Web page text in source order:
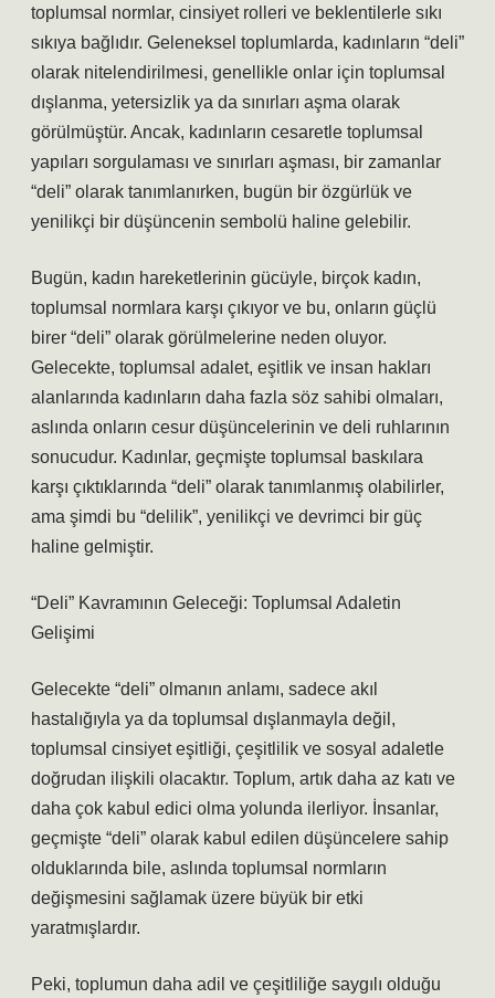
toplumsal normlar, cinsiyet rolleri ve beklentilerle sıkı
sıkıya bağlıdır. Geleneksel toplumlarda, kadınların “deli”
olarak nitelendirilmesi, genellikle onlar için toplumsal
dışlanma, yetersizlik ya da sınırları aşma olarak
görülmüştür. Ancak, kadınların cesaretle toplumsal
yapıları sorgulaması ve sınırları aşması, bir zamanlar
“deli” olarak tanımlanırken, bugün bir özgürlük ve
yenilikçi bir düşüncenin sembolü haline gelebilir.
Bugün, kadın hareketlerinin gücüyle, birçok kadın,
toplumsal normlara karşı çıkıyor ve bu, onların güçlü
birer “deli” olarak görülmelerine neden oluyor.
Gelecekte, toplumsal adalet, eşitlik ve insan hakları
alanlarında kadınların daha fazla söz sahibi olmaları,
aslında onların cesur düşüncelerinin ve deli ruhlarının
sonucudur. Kadınlar, geçmişte toplumsal baskılara
karşı çıktıklarında “deli” olarak tanımlanmış olabilirler,
ama şimdi bu “delilik”, yenilikçi ve devrimci bir güç
haline gelmiştir.
“Deli” Kavramının Geleceği: Toplumsal Adaletin
Gelişimi
Gelecekte “deli” olmanın anlamı, sadece akıl
hastalığıyla ya da toplumsal dışlanmayla değil,
toplumsal cinsiyet eşitliği, çeşitlilik ve sosyal adaletle
doğrudan ilişkili olacaktır. Toplum, artık daha az katı ve
daha çok kabul edici olma yolunda ilerliyor. İnsanlar,
geçmişte “deli” olarak kabul edilen düşüncelere sahip
olduklarında bile, aslında toplumsal normların
değişmesini sağlamak üzere büyük bir etki
yaratmışlardır.
Peki, toplumun daha adil ve çeşitliliğe saygılı olduğu